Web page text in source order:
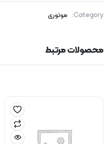
Category: موتوری
محصولات مرتبط